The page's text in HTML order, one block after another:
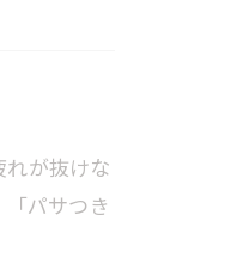
が抜けな
パサつき